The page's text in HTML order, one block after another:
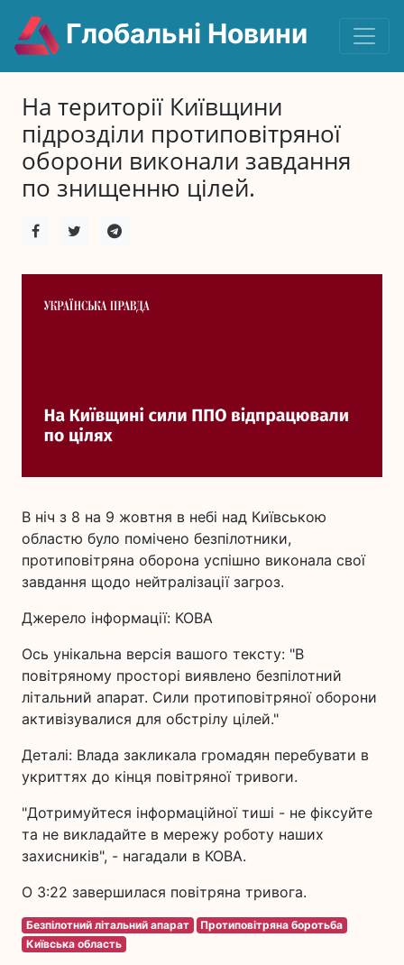
Глобальні Новини
На території Київщини
підрозділи протиповітряної
оборони виконали завдання
по знищенню цілей.
В ніч з 8 на 9 жовтня в небі над Київською
областю було помічено безпілотники,
протиповітряна оборона успішно виконала свої
завдання щодо нейтралізації загроз.
Джерело інформації: КОВА
Ось унікальна версія вашого тексту: "В
повітряному просторі виявлено безпілотний
літальний апарат. Сили протиповітряної оборони
активізувалися для обстрілу цілей."
Деталі: Влада закликала громадян перебувати в
укриттях до кінця повітряної тривоги.
"Дотримуйтеся інформаційної тиші - не фіксуйте
та не викладайте в мережу роботу наших
захисників", - нагадали в КОВА.
О 3:22 завершилася повітряна тривога.
Безпілотний літальний апарат
Протиповітряна боротьба
Київська область